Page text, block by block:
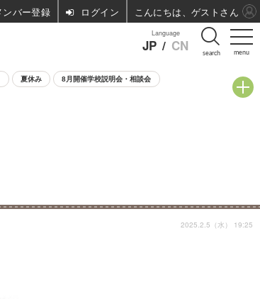
menu
Language
JP / CN search
夏休み 8月開催学校説明会・相談会
2025.2.5（水） 19:25
ログイン こんにちは、ゲストさん